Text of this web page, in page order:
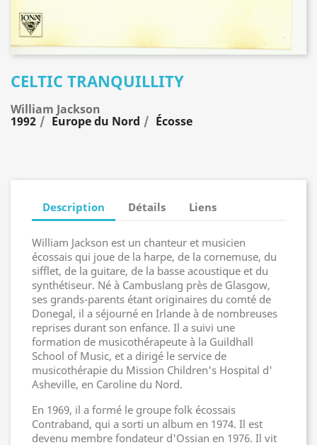
CELTIC TRANQUILLITY
William Jackson
1992 Europe du Nord Écosse
Description Détails Liens
William Jackson est un chanteur et musicien
écossais qui joue de la harpe, de la cornemuse, du
sifflet, de la guitare, de la basse acoustique et du
synthétiseur. Né à Cambuslang près de Glasgow,
ses grands-parents étant originaires du comté de
Donegal, il a séjourné en Irlande à de nombreuses
reprises durant son enfance. Il a suivi une
formation de musicothérapeute à la Guildhall
School of Music, et a dirigé le service de
musicothérapie du Mission Children's Hospital d'
Asheville, en Caroline du Nord.
En 1969, il a formé le groupe folk écossais
Contraband, qui a sorti un album en 1974. Il est
devenu membre fondateur d'Ossian en 1976. Il vit